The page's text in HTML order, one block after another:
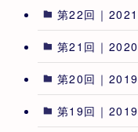
第22回｜2021
第21回｜2020
第20回｜2019
第19回｜2019